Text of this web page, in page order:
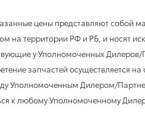
цены представляют собой
на территории РФ и РБ, и носят
у Уполномоченных Дилеров/
запчастей осуществляется
Уполномоченным Дилером/
к любому Уполномоченному